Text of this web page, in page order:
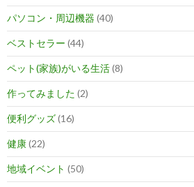
パソコン・周辺機器 (40)
ベストセラー (44)
ペット(家族)がいる生活(8)
作ってみました (2)
便利グッズ(16)
健康(22)
地域イベント (50)